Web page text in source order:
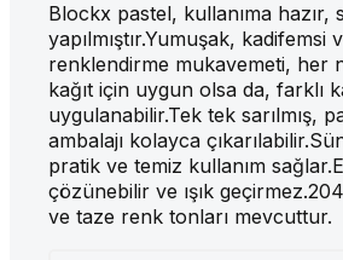
Blockx pastel, kullanıma hazır,
yapılmıştır.Yumuşak, kadifemsi
renklendirme mukavemeti, her
kağıt için uygun olsa da, farklı
uygulanabilir.Tek tek sarılmış,
ambalajı kolayca
pratik ve temiz kullanım
çözünebilir ve ışık
ve taze renk tonları mevcuttur.